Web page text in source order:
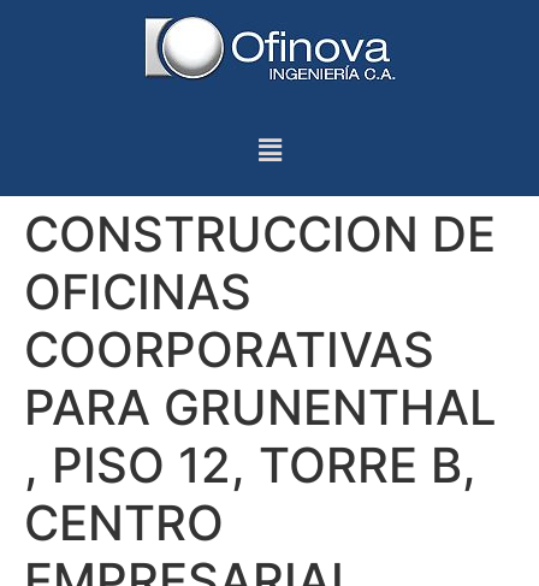
CONSTRUCCION DE
OFICINAS
COORPORATIVAS
PARA GRUNENTHAL
, PISO 12, TORRE B,
CENTRO